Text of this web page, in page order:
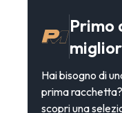
Primo
Hai bisogno di
prima
scopri una